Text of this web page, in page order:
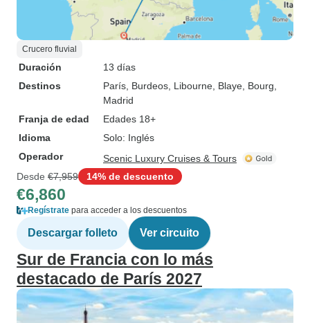
Crucero fluvial
Duración
13 días
Destinos
París , Burdeos , Libourne , Blaye , Bourg
Madrid
Franja de edad
Edades 18+
Idioma
Solo: Inglés
Operador
Scenic Luxury Cruises & Tours
Desde €7,959 14% de descuento
€6,860
Regístrate para acceder a los descuentos
Descargar folleto Ver circuito
Sur de Francia con lo más
destacado de París 2027